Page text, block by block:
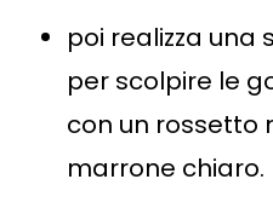
poi realizza
per scolpire le
con un rossetto
marrone chiaro.